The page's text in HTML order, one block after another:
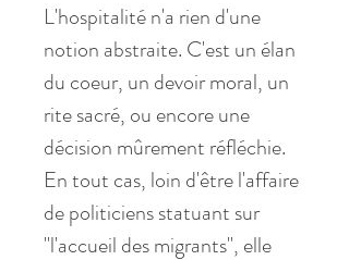
L'hospitalité n'a rien d'une
notion abstraite. C'est un élan
du coeur, un devoir moral, un
rite sacré, ou encore une
décision mûrement réfléchie.
En tout cas, loin d'être l'affaire
de politiciens statuant sur
"l'accueil des migrants", elle